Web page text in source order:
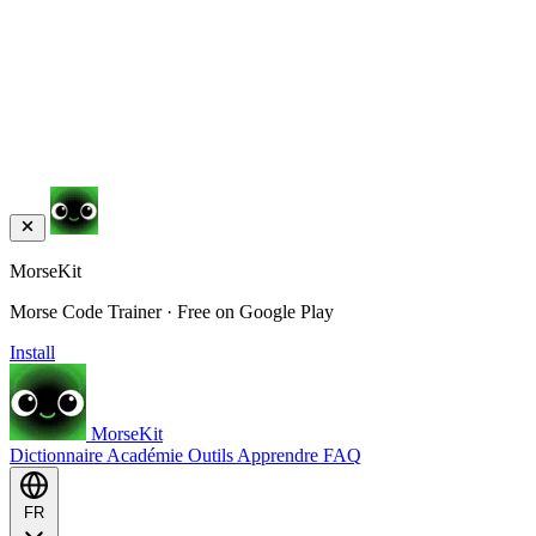
MorseKit
Morse Code Trainer · Free on Google Play
Install
MorseKit
Dictionnaire Académie Outils Apprendre FAQ